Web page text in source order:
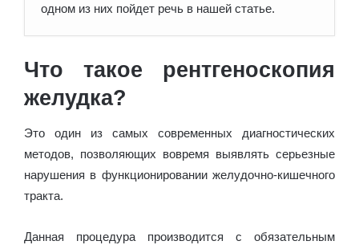
одном из них пойдет речь в нашей статье.
Что такое рентгеноскопия
желудка?
Это один из самых современных диагностических
методов, позволяющих вовремя выявлять серьезные
нарушения в функционировании желудочно-кишечного
тракта.
Данная процедура производится с обязательным